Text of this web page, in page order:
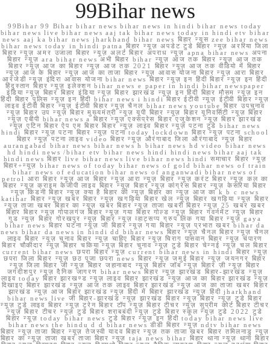
99Bihar news
99Bihar 99 Bihar bihar news bihar news in hindi bihar news today
bihar news live bihar news aaj tak bihar news today in hindi etv bihar
news aaj ka bihar news jharkhand bihar news बिहार न्यूस zee bihar news
bihar news today in hindi patna बिहार न्यूज़ अपडेट टुडे बिहार न्यूज़ अररिया जिला
बिहार न्यूज़ अमर उजाला बिहार न्यूज़ अलर्ट बिहार अपराध न्यूज़ apna bihar news अपना
बिहार न्यूज़ ara bihar news अभी बिहार bihar न्यूज़ आज तक बिहार न्यूज़ आज तक
बिहार न्यूज़ आज का बिहार न्यूज़ आज तक 2021 बिहार न्यूज़ आज तक वीडियो में बिहार
न्यूज़ आज के बिहार न्यूज़ आज का ताजा बिहार न्यूज़ आवास योजना बिहार न्यूज़ आरा बिहार
आरजेडी न्यूज़ इंदिरा आवास योजना bihar news बिहार न्यूज़ इन हिंदी बिहार न्यूज़ इन हिंदी
हिंदुस्तान बिहार न्यूज़ इलेक्शन bihar news e paper in hindi bihar newspaper
इंडिया न्यूज़ बिहार बिहार इंडिया न्यूज़ बिहार झारखंड न्यूज़ इन हिंदी बिहार मौसम न्यूज़ इन
हिंदी बिहार पुलिस न्यूज़ इन हिंदी bihar news i hindi बिहार ईटीवी न्यूज़ ईटीवी बिहार न्यूज़
लाइव ईटीवी बिहार न्यूज़ ईटीवी बिहार न्यूज़ चैनल bihar news youtube बिहार उपचुनाव
न्यूज़ बिहार उप न्यूज़ बिहार मुख्यमंत्री न्यूज़ यूपी बिहार न्यूज़ बिहार यूनिवर्सिटी न्यूज़ बिहार
न्यूज़ एबीपी bihar news a बिहार न्यूज़ एक्सप्रेस बिहार एजुकेशन न्यूज़ बिहार झारखंड
न्यूज़ एटिन बिहार ऐप एम बिहार बिहार न्यूज़ लाइव बिहार न्यूज़ पटना टुडे bihar news
hindi बिहार न्यूज़ पटना बिहार न्यूज़ पटना today lockdown बिहार न्यूज़ पटना school
बिहार न्यूज़ पटना लाइव video बिहार न्यूज़ औरंगाबाद जिला औरंगाबाद न्यूज़ बिहार
aurangabad bihar news bihar news h bihar news hd video bihar news
hd hindi news /bihar etv bihar news hindi hindi news bihar aaj tak
hindi news बिहार live bihar news live bihar news hindi समाचार बिहार न्यूज़
बिहार+न्यूज़ bihar news of today bihar news of gold bihar news of train
bihar news of education bihar news of anganwadi bihar news of
petrol आरा बिहार न्यूज़ आज बिहार न्यूज़ आरा न्यूज़ बिहार न्यूज़ करंट बिहार न्यूज़ कल का
बिहार न्यूज़ क्राइम केजीपी लाइव बिहार न्यूज़ बिहार न्यूज़ कांग्रेस बिहार न्यूज़ केसरिया बिहार
न्यूज़ किडनी बिहार न्यूज़ क्या है बिहार की न्यूज़ बिहार का न्यूज़ आज का k b c news
katihar बिहार न्यूज़ खबर बिहार न्यूज़ खगड़िया बिहार खेल न्यूज़ बिहार खगड़िया न्यूज़ बिहार
न्यूज़ ताजा खबर बिहार का न्यूज़ खबर बिहार न्यूज़ ताजा खबरी बिहार न्यूज़ 25 खबर खबर
बिहार बिहार न्यूज़ गोपालगंज बिहार न्यूज़ गया बिहार गोल्ड न्यूज़ बिहार गवर्नमेंट न्यूज़ बिहार
गुड न्यूज़ बिहार गोरखपुर न्यूज़ बिहार न्यूज़ व्हाट्सप्प ग्रुप लिंक गया बिहार न्यूज़ gaya
bihar news बिहार घटना न्यूज़ जी बिहार न्यूज़ गया बिहार न्यूज़ प्रभात खबर bihar da
news bihar da news in hindi dd bihar news बिहार न्यूज़ चैनल बिहार न्यूज़ चैनल
लाइव बिहार न्यूज़ चुनाव बिहार न्यूज़ चाहिए बिहार न्यूज़ चिराग पासवान बिहार न्यूज़ चंपारण
बिहार चौकीदार न्यूज़ बिहार चकिया न्यूज़ बिहार चुनाव न्यूज़ टुडे बिहार चेन्नई न्यूज़ चल बिहार
current bihar news छपरा बिहार न्यूज़ current bihar news in hindi बिहार न्यूज़
छपरा जिला बिहार न्यूज़ छठ पूजा छपरा news बिहार न्यूज़ जमुई बिहार न्यूज़ जयनगर बिहार
न्यूज़ जिला बिहार जी न्यूज़ बिहार जहानाबाद न्यूज़ बिहार जॉब न्यूज़ बिहार ज़ी न्यूज़ बिहार
जगदीशपुर न्यूज़ दैनिक जागरण bihar news बिहार न्यूज़ झारखंड बिहार-झारखंड न्यूज़
लाइव today बिहार झारखण्ड न्यूज़ लाइव बिहार झारखंड न्यूज़ आज का बिहार झारखंड न्यूज़
दिखाइए बिहार झारखंड न्यूज़ आज तक लाइव बिहार झारखंड न्यूज़ आज का ताजा खबर बिहार
झारखंड न्यूज़ आज बिहार झारखंड न्यूज़ हिंदी में बिहार झारखंड न्यूज़ हिंदी jharkhand
bihar news live जी बिहार-झारखंड न्यूज़ झारखंड बिहार न्यूज़ बिहार न्यूज़ टुडे बिहार
न्यूज़ टुडे लाइव बिहार न्यूज़ ट्रेन बिहार टॉप न्यूज़ बिहार टीचर न्यूज़ सुप्रीम कोर्ट बिहार टीचर
न्यूज़ बिहार टीचर न्यूज़ टुडे बिहार शराबबंदी न्यूज़ टुडे बिहार स्कूल न्यूज़ टुडे 2022 टुडे
बिहार न्यूज़ today bihar news टुडे बिहार न्यूज़ इन हिंदी today bihar news live
bihar news the hindu d d bihar news डीडी बिहार न्यूज़ ndtv bihar news
बिहार न्यूज़ ताजा बिहार न्यूज़ तेजस्वी यादव बिहार न्यूज़ तक ताजा खबर बिहार तमिलनाडु न्यूज़
बिहार का न्यूज़ ताजा खबर ताजा बिहार न्यूज़ taja news bihar बिहार थाना न्यूज़ थाना बिहार